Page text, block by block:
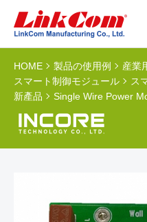
HOME 製品の使用例
産業
スマート制御モジュール
ス
新產品
Single Wire Power